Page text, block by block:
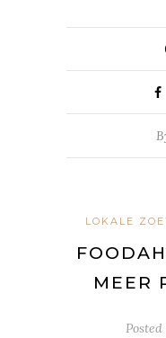
LOKALE
MEER